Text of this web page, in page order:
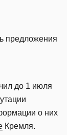
предложения
до 1 июля
о них
Кремля.